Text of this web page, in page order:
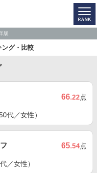
版
ング・比較
66.22点
代／女性）
65.54点
／女性）